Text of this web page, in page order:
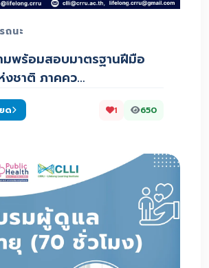
ถนะ
มพร้อมสอบมาตรฐานฝีมือ
งชาติ ภาคคว…
ด 1 650